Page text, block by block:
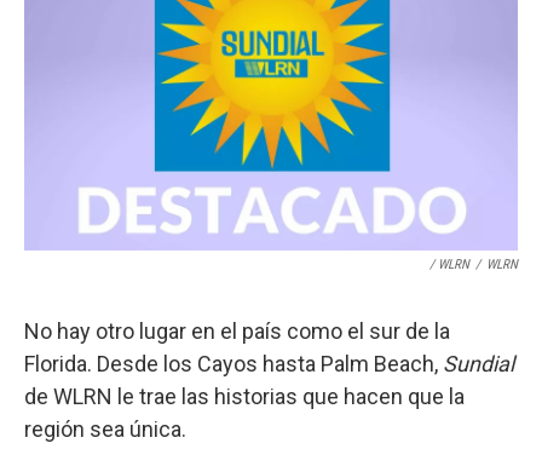
/ WLRN / WLRN
No hay otro lugar en el país como el sur de la
Florida. Desde los Cayos hasta Palm Beach, Sundial
de WLRN le trae las historias que hacen que la
región sea única.